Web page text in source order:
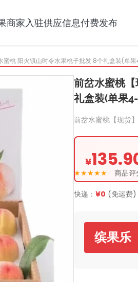
商家入驻供应信息付费发布
蜜桃 阳火镇山时令水果桃子批发 8个礼盒装(单
前岔水蜜桃
礼盒装(单果
前岔水蜜桃【现货
¥
★★★★★ 商品评
快递： ¥0 (免运费)
缤果乐